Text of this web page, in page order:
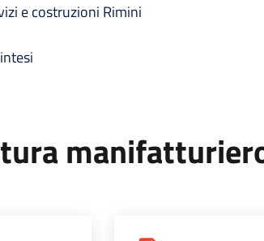
e costruzioni Rimini